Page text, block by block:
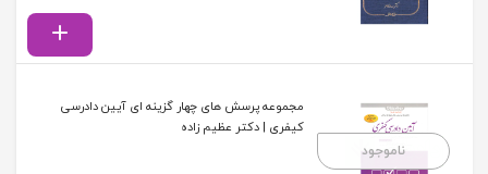
ناموجود
مجموعه پرسش های چهار گزینه ای آیین دادرسی
کیفری | دکتر عظیم زاده